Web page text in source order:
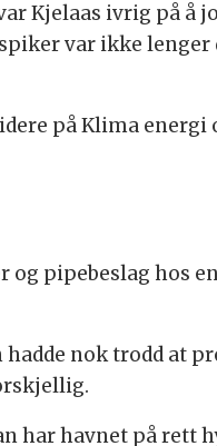
Kjelaas ivrig på å
var ikke lenger
på Klima energi
og pipebeslag hos
nok trodd at
har havnet på rett